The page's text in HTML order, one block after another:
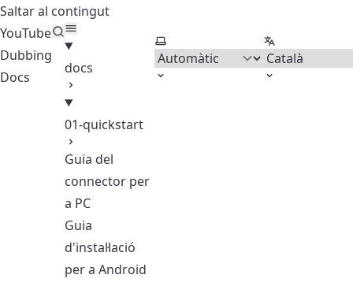
Saltar al contingut
YouTube
Dubbing
Docs
docs
01-quickstart
Guia del
connector per
a PC
Guia
d'instal·lació
per a Android
Seleccionar tema Seleccionar